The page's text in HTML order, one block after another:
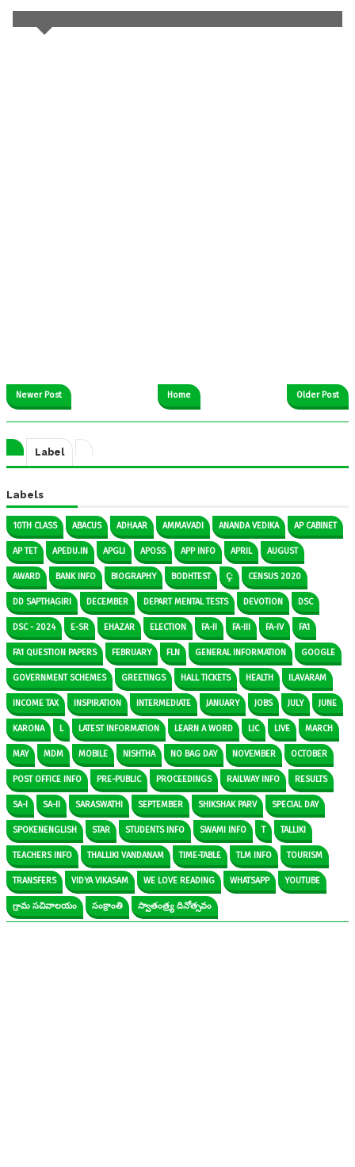
Newer Post Older Post
Home
Label
Labels
10TH CLASS ABACUS ADHAAR AMMAVADI ANANDA VEDIKA AP CABINET
AP TET APEDU.IN APGLI APOSS APP INFO APRIL AUGUST
AWARD BANK INFO BIOGRAPHY BODHTEST Ç: CENSUS 2020
DD SAPTHAGIRI DECEMBER DEPART MENTAL TESTS DEVOTION DSC
DSC - 2024 E-SR EHAZAR ELECTION FA-II FA-III FA-IV FA1
FA1 QUESTION PAPERS FEBRUARY FLN GENERAL INFORMATION GOOGLE
GOVERNMENT SCHEMES GREETINGS HALL TICKETS HEALTH ILAVARAM
INCOME TAX INSPIRATION INTERMEDIATE JANUARY JOBS JULY JUNE
KARONA L LATEST INFORMATION LEARN A WORD LIC LIVE MARCH
MAY MDM MOBILE NISHTHA NO BAG DAY NOVEMBER OCTOBER
POST OFFICE INFO PRE-PUBLIC PROCEEDINGS RAILWAY INFO RESULTS
SA-I SA-II SARASWATHI SEPTEMBER SHIKSHAK PARV SPECIAL DAY
SPOKENENGLISH STAR STUDENTS INFO SWAMI INFO T TALLIKI
TEACHERS INFO THALLIKI VANDANAM TIME-TABLE TLM INFO TOURISM
TRANSFERS VIDYA VIKASAM WE LOVE READING WHATSAPP YOUTUBE
గ్రామ సచివాలయం సంక్రాంతి స్వాతంత్ర్య దినోత్సవం